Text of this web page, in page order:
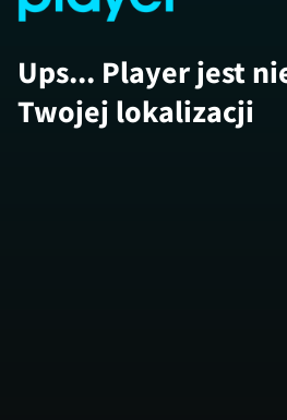
Ups... Player jest
Twojej lokalizacji